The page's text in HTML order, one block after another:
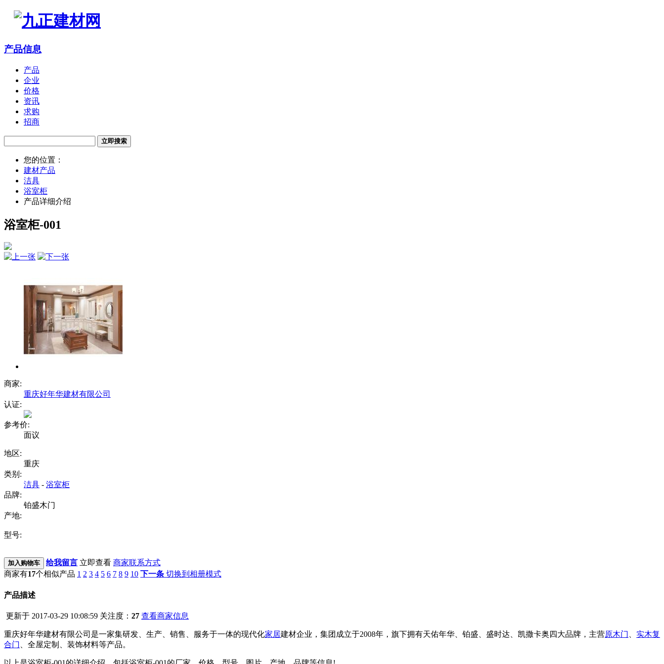
产品信息
产品
企业
价格
资讯
求购
招商
立即搜索
您的位置：
建材产品
洁具
浴室柜
产品详细介绍
浴室柜-001
商家:
重庆好年华建材有限公司
认证:
参考价:
面议
地区:
重庆
类别:
洁具 - 浴室柜
品牌:
铂盛木门
产地:
型号:
加入购物车 给我留言 立即查看 商家联系方式
商家有17个相似产品 1 2 3 4 5 6 7 8 9 10 下一条 切换到相册模式
产品描述
更新于 2017-03-29 10:08:59 关注度： 27 查看商家信息
重庆好年华建材有限公司是一家集研发、生产、销售、服务于一体的现代化家居建材企业，集团成立于2008年，旗下拥有天佑年华、铂盛、盛时达、凯撒卡奥四大品牌，主营原木门
实木复
合门
、全屋定制、装饰材料等产品。